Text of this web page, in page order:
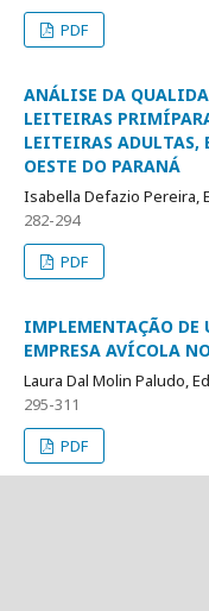
PDF
ANÁLISE DA
LEITEIRAS
LEITEIRAS
OESTE DO PARANÁ
Isabella Defazio Pereira,
282-294
PDF
IMPLEMENTAÇÃO DE
EMPRESA AVÍCOLA
Laura Dal Molin Paludo,
295-311
PDF